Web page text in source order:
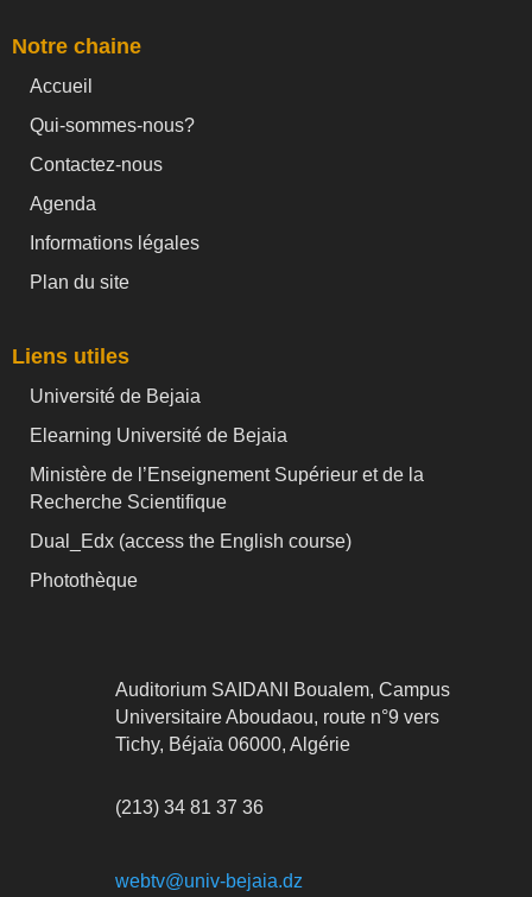
Notre chaine
Accueil
Qui-sommes-nous?
Contactez-nous
Agenda
Informations légales
Plan du site
Liens utiles
Université de Bejaia
Elearning Université de Bejaia
Ministère de l’Enseignement Supérieur et de la
Recherche Scientifique
Dual_Edx (access the English course)
Photothèque
Auditorium SAIDANI Boualem, Campus
Universitaire Aboudaou, route n°9 vers
Tichy, Béjaïa 06000, Algérie
(213) 34 81 37 36
webtv@univ-bejaia.dz